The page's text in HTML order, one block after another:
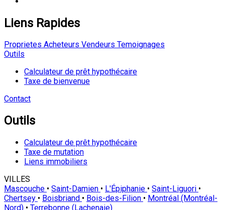
Liens Rapides
Proprietes Acheteurs Vendeurs Temoignages
Outils
Calculateur de prêt hypothécaire
Taxe de bienvenue
Contact
Outils
Calculateur de prêt hypothécaire
Taxe de mutation
Liens immobiliers
VILLES
Mascouche • Saint-Damien • L'Épiphanie • Saint-Liguori •
Chertsey • Boisbriand • Bois-des-Filion • Montréal (Montréal-
Nord) • Terrebonne (Lachenaie)